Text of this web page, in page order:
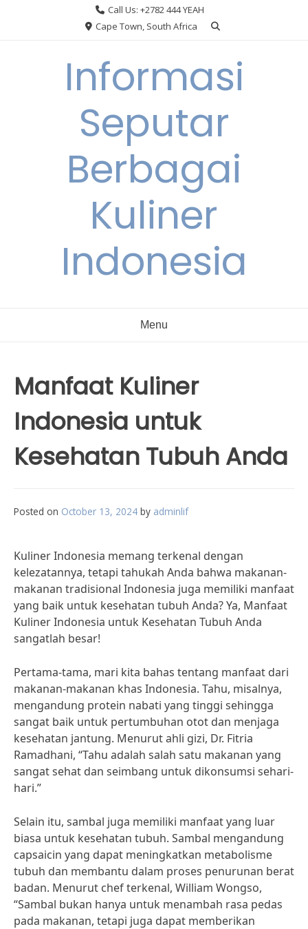
Call Us: +2782 444 YEAH
Cape Town, South Africa
Informasi
Seputar
Berbagai
Kuliner
Indonesia
Menu
Manfaat Kuliner
Indonesia untuk
Kesehatan Tubuh Anda
Posted on October 13, 2024 by adminlif
Kuliner Indonesia memang terkenal dengan
kelezatannya, tetapi tahukah Anda bahwa makanan-
makanan tradisional Indonesia juga memiliki manfaat
yang baik untuk kesehatan tubuh Anda? Ya, Manfaat
Kuliner Indonesia untuk Kesehatan Tubuh Anda
sangatlah besar!
Pertama-tama, mari kita bahas tentang manfaat dari
makanan-makanan khas Indonesia. Tahu, misalnya,
mengandung protein nabati yang tinggi sehingga
sangat baik untuk pertumbuhan otot dan menjaga
kesehatan jantung. Menurut ahli gizi, Dr. Fitria
Ramadhani, “Tahu adalah salah satu makanan yang
sangat sehat dan seimbang untuk dikonsumsi sehari-
hari.”
Selain itu, sambal juga memiliki manfaat yang luar
biasa untuk kesehatan tubuh. Sambal mengandung
capsaicin yang dapat meningkatkan metabolisme
tubuh dan membantu dalam proses penurunan berat
badan. Menurut chef terkenal, William Wongso,
“Sambal bukan hanya untuk menambah rasa pedas
pada makanan, tetapi juga dapat memberikan